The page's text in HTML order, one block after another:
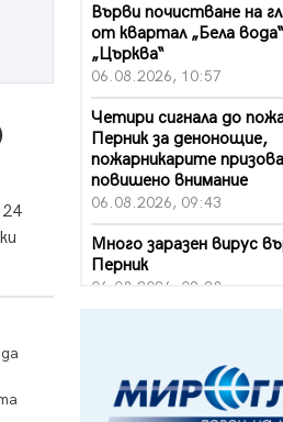
Върви почистване на
от квартал „Бела
„Църква“
06.08.2026, 10:57
Четири сигнала до
Перник за денонощие,
пожарникарите
повишено внимание
06.08.2026, 09:43
Много заразен вирус
Перник
06.08.2026, 09:28
време на жътвената
Перник
06.08.2026, 07:51